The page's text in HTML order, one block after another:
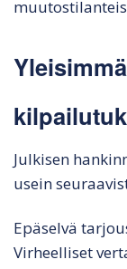
Julkisen
usein
Epäselvä
Virheelliset